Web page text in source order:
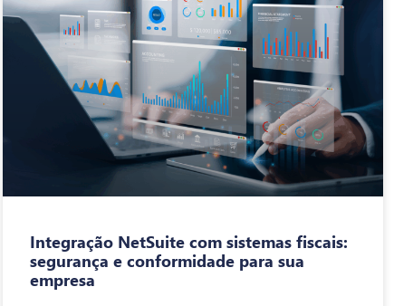
Integração NetSuite com sistemas fiscais:
segurança e conformidade para sua
empresa